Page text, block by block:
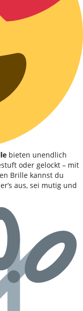
bieten unendlich
oder gelockt – mit
Brille kannst du
aus, sei mutig und